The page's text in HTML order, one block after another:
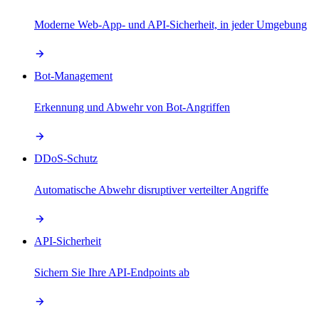
Moderne Web-App- und API-Sicherheit, in jeder Umgebung
Bot-Management
Erkennung und Abwehr von Bot-Angriffen
DDoS-Schutz
Automatische Abwehr disruptiver verteilter Angriffe
API-Sicherheit
Sichern Sie Ihre API-Endpoints ab